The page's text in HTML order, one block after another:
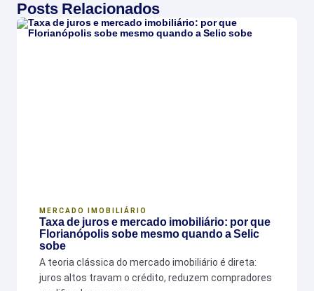
Posts Relacionados
MERCADO IMOBILIÁRIO
Taxa de juros e mercado imobiliário: por que
Florianópolis sobe mesmo quando a Selic
sobe
A teoria clássica do mercado imobiliário é direta:
juros altos travam o crédito, reduzem compradores